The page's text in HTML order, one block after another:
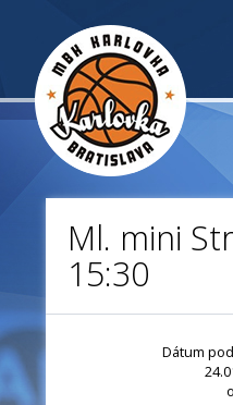
Ml. mini
15:30
Dátum